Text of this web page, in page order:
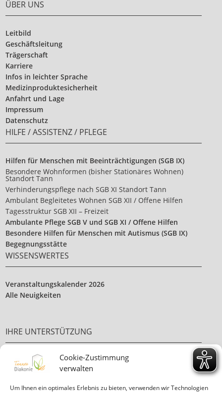
Cookie-Zustimmung
verwalten
Um Ihnen ein optimales Erlebnis zu bieten, verwenden wir Technologien
ÜBER UNS
Leitbild
Geschäftsleitung
Trägerschaft
Karriere
Infos in leichter Sprache
Medizinproduktesicherheit
Anfahrt und Lage
Impressum
Datenschutz
HILFE / ASSISTENZ / PFLEGE
Hilfen für Menschen mit Beeinträchtigungen (SGB IX)
Besondere Wohnformen (bisher Stationäres Wohnen)
Standort Tann
Verhinderungspflege nach SGB XI Standort Tann
Ambulant Begleitetes Wohnen SGB XII / Offene Hilfen
Tagesstruktur SGB XII – Freizeit
Ambulante Pflege SGB V und SGB XI / Offene Hilfen
Besondere Hilfen für Menschen mit Autismus (SGB IX)
Begegnungsstätte
WISSENSWERTES
Veranstaltungskalender 2026
Alle Neuigkeiten
IHRE UNTERSTÜTZUNG
Ehrenamt
Ihre Spende